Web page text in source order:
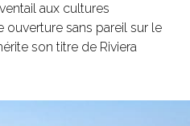
aux cultures
ouverture sans pareil sur le
son titre de Riviera